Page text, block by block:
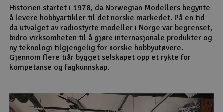
Historien startet i 1978, da Norwegian Modellers begynte
å levere hobbyartikler til det norske markedet. På en tid
da utvalget av radiostyrte modeller i Norge var begrenset,
bidro virksomheten til å gjøre internasjonale produkter og
ny teknologi tilgjengelig for norske hobbyutøvere.
Gjennom flere tiår bygget selskapet opp et rykte for
kompetanse og fagkunnskap.